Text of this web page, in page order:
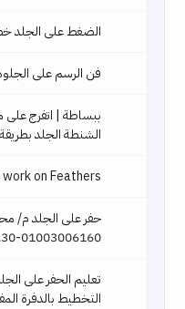
الضغط على الجلد
فن الرسم على
ببساطة | اتفرج
الشنطة الجلد
on Feathers
حفر على الجلد م/
01003006160-0096551204230
التخطيط بالدفرة